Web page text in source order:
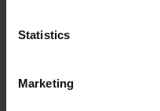
Statistics
Marketing